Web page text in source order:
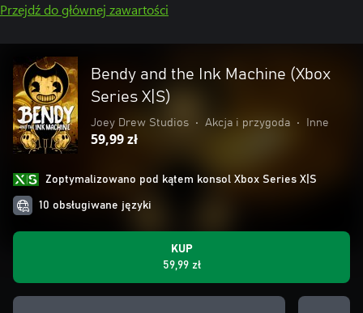
Przejdź do głównej zawartości
Bendy and the Ink Machine (Xbox
Series X|S)
Joey Drew Studios • Akcja i przygoda • Inne
59,99 zł
Zoptymalizowano pod kątem konsol Xbox Series X|S
10 obsługiwane języki
KUP
59,99 zł